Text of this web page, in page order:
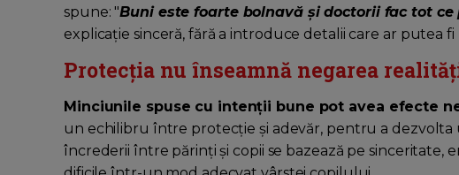
spune: "Buni este foarte bolnavă și doctorii fac tot
explicație sinceră, fără a introduce detalii care ar putea
Protecția nu înseamnă negarea
Minciunile spuse cu intenții bune pot avea efecte
un echilibru între protecție și adevăr, pentru a
încrederii între părinți și copii se bazează pe sinceritate,